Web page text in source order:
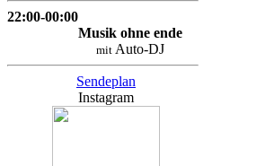
22:00-00:00
Musik ohne ende
mit Auto-DJ
Sendeplan
Instagram